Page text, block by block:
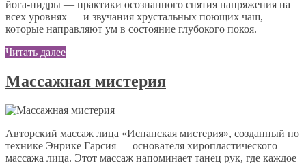
йога-нидры — практики осознанного снятия напряжения на
всех уровнях — и звучания хрустальных поющих чаш,
которые направляют ум в состояние глубокого покоя.
Читать далее
Массажная мистерия
Авторский массаж лица «Испанская мистерия», созданный по
технике Энрике Гарсия — основателя хиропластического
массажа лица. Этот массаж напоминает танец рук, где каждое